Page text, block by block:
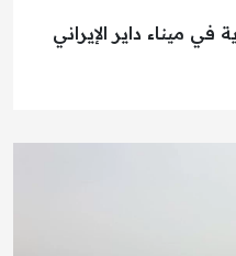
ميناء داير الإيراني